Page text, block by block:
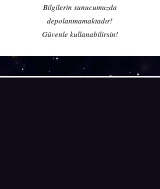
Bilgilerin sunucumuzda
depolanmamaktadır!
Güvenle kullanabilirsin!